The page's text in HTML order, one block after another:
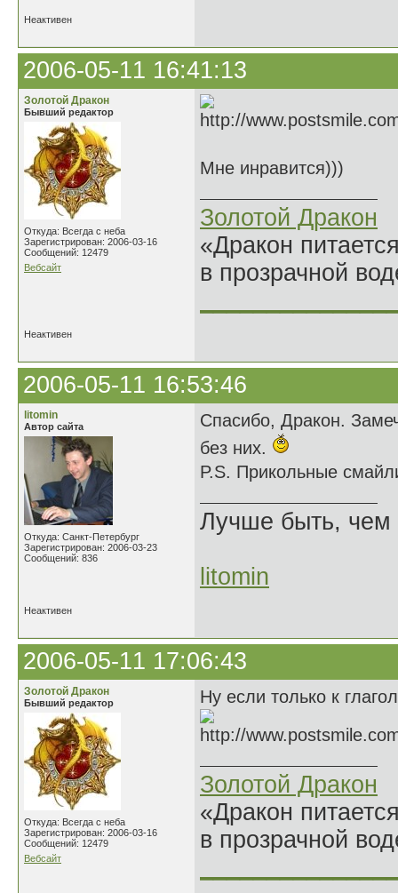
Неактивен
2006-05-11 16:41:13
Золотой Дракон
Бывший редактор
Откуда: Всегда с неба
Зарегистрирован: 2006-03-16
Сообщений: 12479
Вебсайт
Мне инравится)))
Золотой Дракон
«Дракон
в прозрачной
Неактивен
2006-05-11 16:53:46
litomin
Автор сайта
Откуда: Санкт-Петербург
Зарегистрирован: 2006-03-23
Сообщений: 836
Спасибо, Дракон.
без них.
P.S. Прикольные
Лучше быть, чем
litomin
Неактивен
2006-05-11 17:06:43
Золотой Дракон
Бывший редактор
Откуда: Всегда с неба
Зарегистрирован: 2006-03-16
Сообщений: 12479
Вебсайт
Ну если только к
Золотой Дракон
«Дракон
в прозрачной